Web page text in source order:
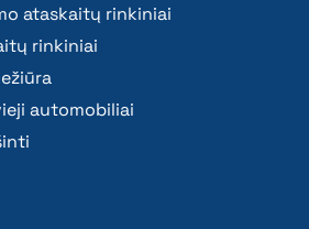
ataskaitų rinkiniai
rinkiniai
automobiliai